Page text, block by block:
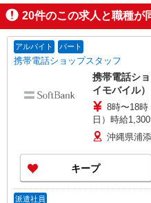
20件のこの求人と職種が
アルバイト パート
携帯電話ショップスタッフ
携帯電話シ
イモバイル）
8時〜18時
日）時給
円、（土日祝
沖縄県浦
キープ
派遣社員